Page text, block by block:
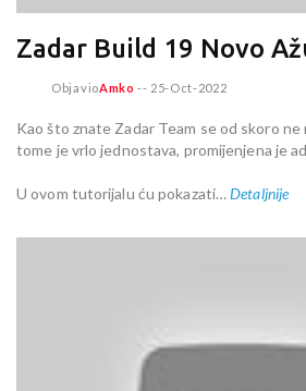
Zadar Build 19 Novo
ObjavioAmko -- 25-Oct-2022
Kao što znate Zadar Team se od skoro ne
tome je vrlo jednostava, promijenjena je
U ovom tutorijalu ću pokazati…Detaljnije